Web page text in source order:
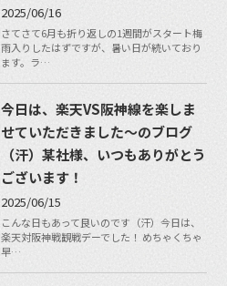
2025/06/16
さてさて6月も折り返しの1週間がスタート梅
雨入りしたはずですが、暑い日が続いており
ます。ラ…
今日は、楽天VS阪神線を楽しま
せていただきました〜のブログ
（汗）某社様、いつもありがとう
ございます！
2025/06/15
こんな日もあって良いのです（汗）今日は、
楽天対阪神戦観戦デーでした！ めちゃくちゃ
早…